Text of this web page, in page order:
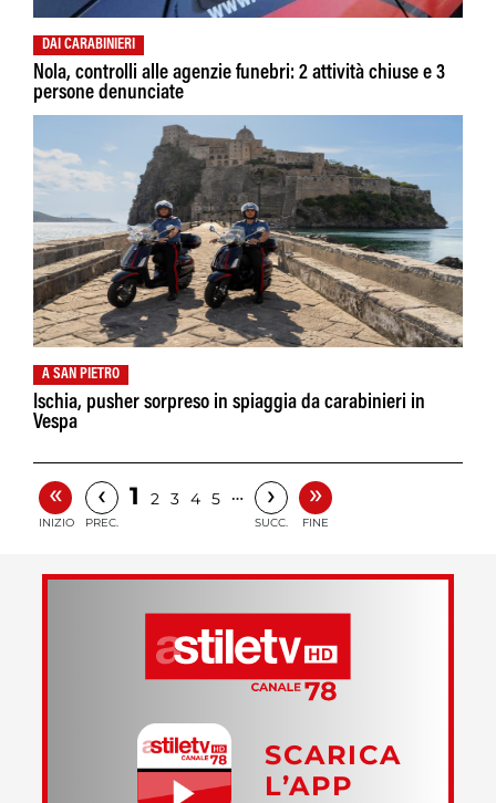
DAI CARABINIERI
Nola, controlli alle agenzie funebri: 2 attività chiuse e 3
persone denunciate
A SAN PIETRO
Ischia, pusher sorpreso in spiaggia da carabinieri in
Vespa
«
INIZIO
‹
PREC.
1 2 3 4 5 … ›
SUCC.
»
FINE
SCARICA
L’APP